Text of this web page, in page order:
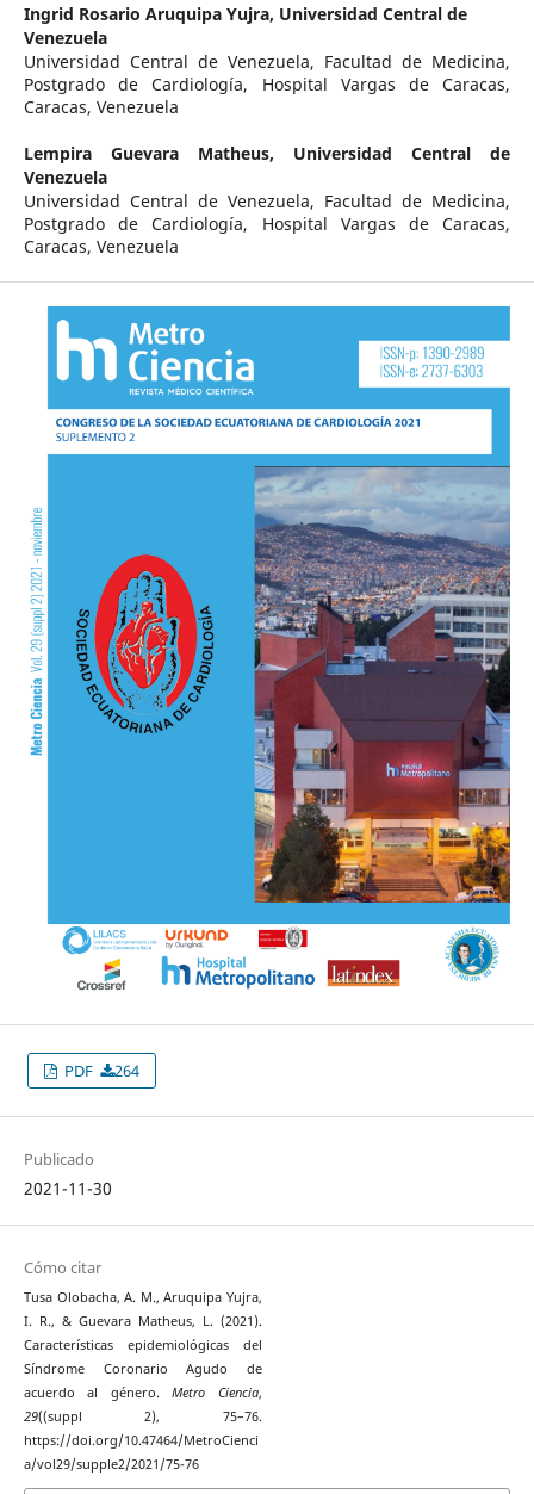
Ingrid Rosario Aruquipa Yujra, Universidad Central de
Venezuela
Universidad Central de Venezuela, Facultad de Medicina,
Postgrado de Cardiología, Hospital Vargas de Caracas,
Caracas, Venezuela
Lempira Guevara Matheus, Universidad Central de
Venezuela
Universidad Central de Venezuela, Facultad de Medicina,
Postgrado de Cardiología, Hospital Vargas de Caracas,
Caracas, Venezuela
PDF 264
Publicado
2021-11-30
Cómo citar
Tusa Olobacha, A. M., Aruquipa Yujra,
I. R., & Guevara Matheus, L. (2021).
Características epidemiológicas del
Síndrome Coronario Agudo de
acuerdo al género.Metro Ciencia,
29((suppl 2), 75–76.
https://doi.org/10.47464/MetroCienci
a/vol29/supple2/2021/75-76